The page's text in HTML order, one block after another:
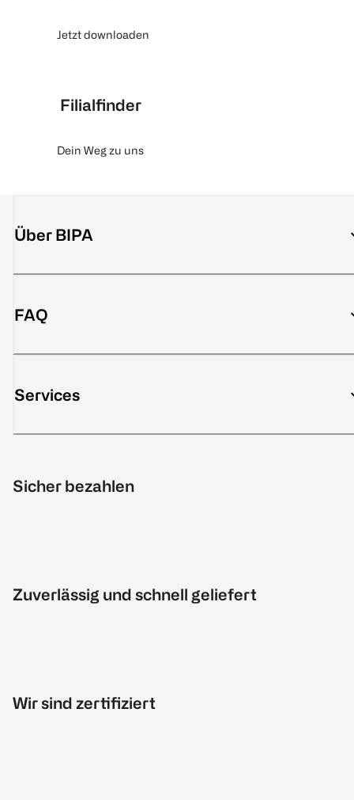
Jetzt downloaden
Filialfinder
Dein Weg zu uns
Über BIPA
FAQ
Services
Sicher bezahlen
Zuverlässig und schnell geliefert
Wir sind zertifiziert